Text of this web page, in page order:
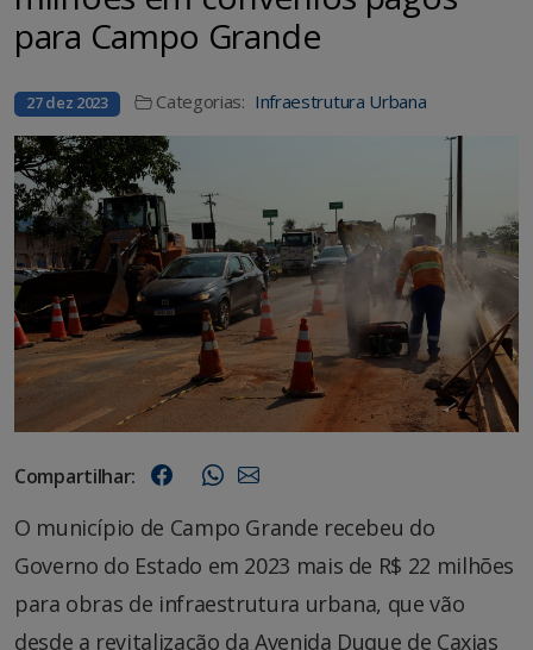
para Campo Grande
27 dez 2023 Categorias: Infraestrutura Urbana
Compartilhar:
O município de Campo Grande recebeu do
Governo do Estado em 2023 mais de R$ 22 milhões
para obras de infraestrutura urbana, que vão
desde a revitalização da Avenida Duque de Caxias